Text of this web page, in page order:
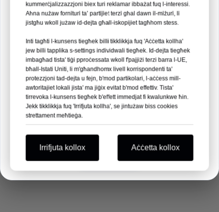
Kabina Nru 35
Aqra Aktar →
09
JIEM
21
sena
SIGĦAT
55
sena
MIN
kummerċjalizzazzjoni biex turi reklamar ibbażat fuq l-interessi.
Aħna nużaw fornituri ta’ partijiet terzi għal dawn il-miżuri, li
jistgħu wkoll jużaw id-dejta għall-iskopijiet tagħhom stess.
Inti tagħti l-kunsens tiegħek billi tikklikkja fuq 'Aċċetta kollha'
jew billi tapplika s-settings individwali tiegħek. Id-dejta tiegħek
imbagħad tista' tiġi pproċessata wkoll f'pajjiżi terzi barra l-UE,
bħall-Istati Uniti, li m'għandhomx livell korrispondenti ta'
protezzjoni tad-dejta u fejn, b'mod partikolari, l-aċċess mill-
awtoritajiet lokali jista' ma jiġix evitat b'mod effettiv. Tista'
tirrevoka l-kunsens tiegħek b'effett immedjat fi kwalunkwe ħin.
Jekk tikklikkja fuq 'Irrifjuta kollha', se jintużaw biss cookies
strettament meħtieġa.
Irrifjuta kollox Aċċetta kollox